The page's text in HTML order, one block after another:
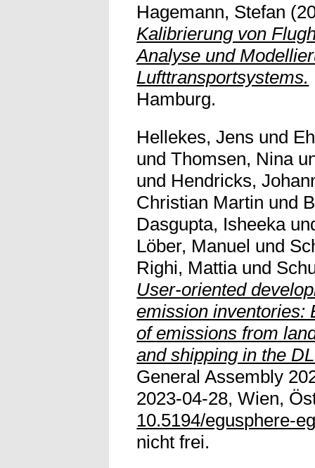
Hagemann, Stefan
Kalibrierung von
Analyse und
Lufttransportsystems.
Hamburg.
Hellekes, Jens und
undThomsen, Nina
und Hendricks,
Christian Martin und
Dasgupta, Isheeka
Löber, Manuel und
Righi, Mattiaund
User-oriented
emission inventories:
of emissions from
and shipping in the
General Assembly
2023-04-28, Wien,
10.5194/egusphere-
nicht frei.